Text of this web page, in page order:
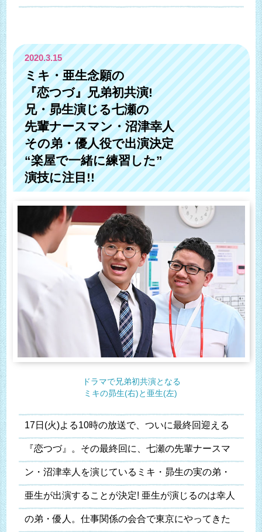
2020.3.15
ミキ・亜生念願の
『恋つづ』兄弟初共演!
兄・昴生演じる七瀬の
先輩ナースマン・沼津幸人
その弟・優人役で出演決定
“楽屋で一緒に練習した”
演技に注目!!
ドラマで兄弟初共演となる
ミキの昴生(右)と亜生(左)
17日(火)よる10時の放送で、ついに最終回迎える
『恋つづ』。その最終回に、七瀬の先輩ナースマ
ン・沼津幸人を演じているミキ・昴生の実の弟・
亜生が出演することが決定! 亜生が演じるのは幸人
の弟・優人。仕事関係の会合で東京にやってきた